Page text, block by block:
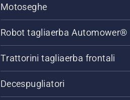
Motoseghe
Robot tagliaerba Automower®
Trattorini tagliaerba frontali
Decespugliatori